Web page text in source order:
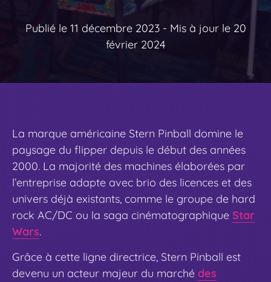
Publié le 11 décembre 2023 - Mis à jour le 20
février 2024
La marque américaine Stern Pinball domine le
paysage du flipper depuis le début des années
2000. La majorité des machines élaborées par
l’entreprise adapte avec brio des licences et des
univers déjà existants, comme le groupe de hard
rock AC/DC ou la saga cinématographique Star
Wars.
Grâce à cette ligne directrice, Stern Pinball est
devenu un acteur majeur du marché des